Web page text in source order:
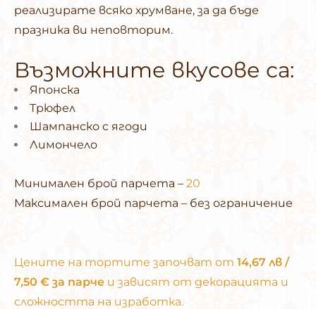
реализирате всяко хрумване, за да бъде
празника ви неповторим.
Възможните вкусове са:
Японска
Трюфел
Шампанско с ягоди
Лимончело
Минимален брой парчета – 20
Максимален брой парчета – без ограничение
Цените на тортите започват от 14,67 лв /
7,50 € за парче и зависят от декорацията и
сложността на изработка.